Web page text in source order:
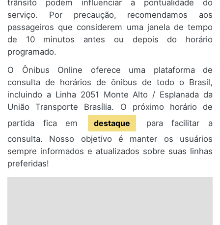
trânsito podem influenciar a pontualidade do
serviço. Por precaução, recomendamos aos
passageiros que considerem uma janela de tempo
de 10 minutos antes ou depois do horário
programado.
O Ônibus Online oferece uma plataforma de
consulta de horários de ônibus de todo o Brasil,
incluindo a Linha 2051 Monte Alto / Esplanada da
União Transporte Brasília. O próximo horário de
partida fica em
destaque
para facilitar a
consulta. Nosso objetivo é manter os usuários
sempre informados e atualizados sobre suas linhas
preferidas!